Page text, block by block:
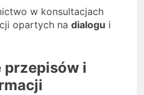
w konsultacjach
opartych na dialogu i
przepisów i